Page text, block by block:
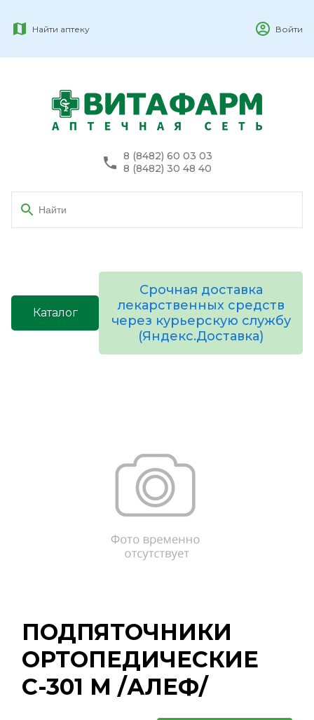
Найти аптеку Войти
8 (8482) 60 03 03
8 (8482) 30 48 40
Каталог
Срочная доставка
лекарственных средств
через курьерскую службу
(Яндекс.Доставка)
ПОДПЯТОЧНИКИ
ОРТОПЕДИЧЕСКИЕ
С-301 M /АЛЕФ/